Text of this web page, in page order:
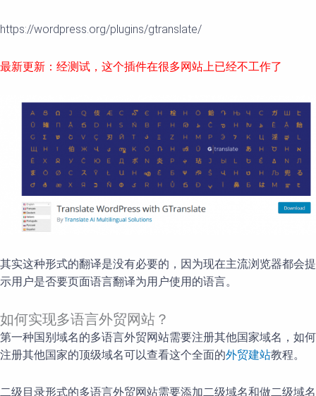
https://wordpress.org/plugins/gtranslate/
最新更新：经测试，这个插件在很多网站上已经不工作了
其实这种形式的翻译是没有必要的，因为现在主流浏览器都会提
示用户是否要页面语言翻译为用户使用的语言。
如何实现多语言外贸网站？
第一种国别域名的多语言外贸网站需要注册其他国家域名，如何
注册其他国家的顶级域名可以查看这个全面的外贸建站教程。
二级目录形式的多语言外贸网站需要添加二级域名和做二级域名